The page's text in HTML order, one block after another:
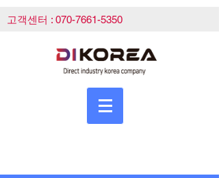
고객센터 : 070-7661-5350